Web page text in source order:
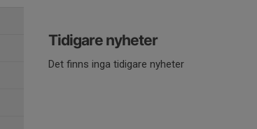
Tidigare nyheter
Det finns inga tidigare nyheter